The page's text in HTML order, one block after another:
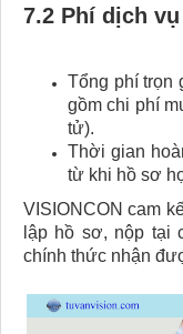
7.2 Phí dịch
Tổng phí trọn
gồm chi phí
tử).
Thời gian
từ khi hồ sơ
VISIONCON cam
lập hồ sơ, nộp tại
chính thức nhận